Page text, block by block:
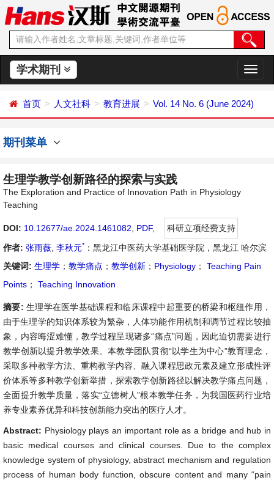
学术期刊
切
换
航
首页 人文社科 教育进展 Vol. 14 No. 6 (June 2024)
期刊菜单
生理学教学创新路径的探索与实践
The Exploration and Practice of Innovation Path in Physiology
Teaching
DOI: 10.12677/ae.2024.1461082 PDF,
科研立项经费支持
作者: 张雨薇 李秋元* ：黑龙江中医药大学基础医学院，黑龙江 哈尔滨
关键词: 生理学 ； 教学痛点 ； 教学创新 ； Physiology ；
Teaching Pain
Points ； Teaching Innovation
摘要: 生理学在医学基础课程和临床课程中起重要的桥梁和枢纽作用，
由于生理学的知识体系较为繁杂，人体功能作用机制和调节过程比较抽
象，内容晦涩难懂，教学过程呈现诸多“痛点”问题，因此迫切需要进行
教学创新以提升教学效果。本教学团队贯彻“以学生为中心”教育理念，
采取多种教学方法、重构教学内容、融入课程思政元素及建立形成性评
价体系等多种教学创新举措，探索教学创新路径以解决教学痛点问题，
全面提升教学质量，落实“立德树人”根本教学任务，为我国医药行业培
养专业素养优异和科技创新能力突出的医疗人才。
Abstract: Physiology plays an important role as a bridge and hub in
basic medical courses and clinical courses. Due to the complex
knowledge system of physiology, abstract mechanism and regulation
process of human body function, obscure content and many “pain